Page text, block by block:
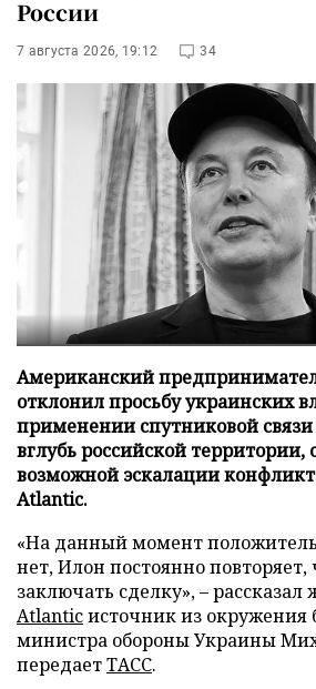
России
7 августа 2026, 19:12 34
Американский
отклонил просьбу украинских
применении спутниковой
вглубь российской территории,
возможной эскалации
Atlantic.
«На данный момент
нет, Илон постоянно повторяет,
заключать сделку», – рассказал
Atlanticисточник из окружения
министра обороны Украины
передаетТАСС.